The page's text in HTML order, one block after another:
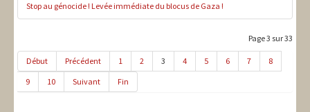
Stop au génocide ! Levée immédiate du blocus de Gaza !
Page 3 sur 33
Début Précédent 1 2 3 4 5 6 7
8
9
10 Suivant Fin